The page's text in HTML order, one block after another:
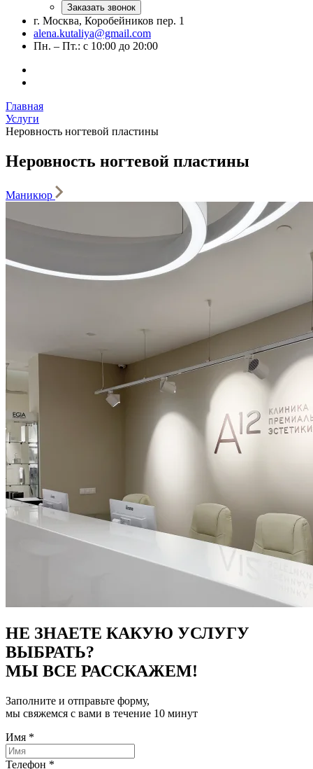
Заказать звонок
г. Москва, Коробейников пер. 1
alena.kutaliya@gmail.com
Пн. – Пт.: с 10:00 до 20:00
Главная
Услуги
Неровность ногтевой пластины
Неровность ногтевой пластины
Маникюр
НЕ ЗНАЕТЕ КАКУЮ УСЛУГУ
ВЫБРАТЬ?
МЫ ВСЕ РАССКАЖЕМ!
Заполните и отправьте форму,
мы свяжемся с вами в течение 10 минут
Имя *
Телефон *